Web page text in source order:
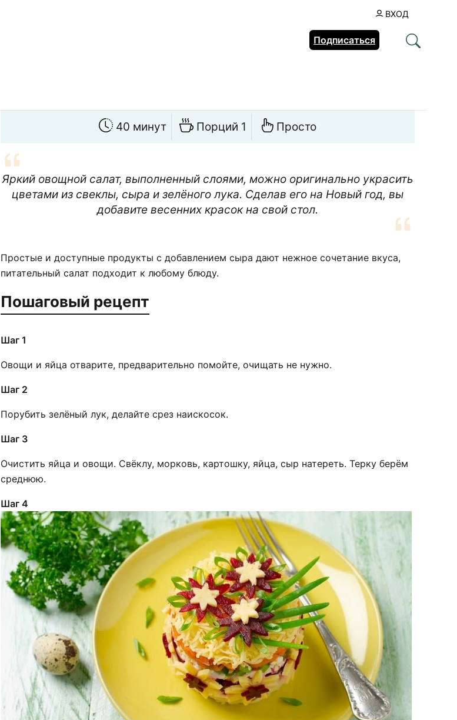
ВХОД
Подписаться
40 минут Порций 1 Просто
Яркий овощной салат, выполненный слоями, можно оригинально украсить
цветами из свеклы, сыра и зелёного лука. Сделав его на Новый год, вы
добавите весенних красок на свой стол.
Простые и доступные продукты с добавлением сыра дают нежное сочетание вкуса,
питательный салат подходит к любому блюду.
Пошаговый рецепт
Шаг 1
Овощи и яйца отварите, предварительно помойте, очищать не нужно.
Шаг 2
Порубить зелёный лук, делайте срез наискосок.
Шаг 3
Очистить яйца и овощи. Свёклу, морковь, картошку, яйца, сыр натереть. Терку берём
среднюю.
Шаг 4